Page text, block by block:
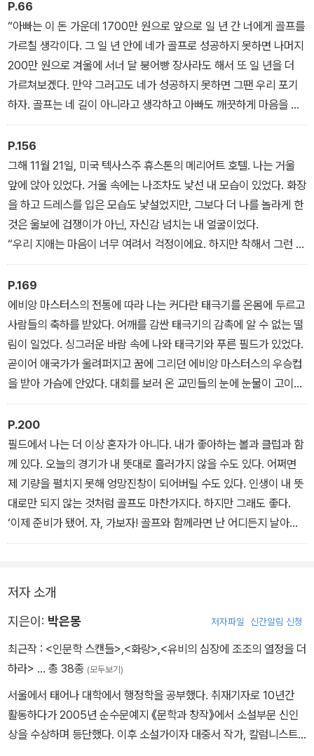
고 변화해가는 과정, 가족의 생존을 위해 앞만 보며 달리던 ‘연습벌
레’에서 자신의 꿈을 사랑할 줄 아는 ‘진정한 프로’로 성장하는 과정이
드라마처럼 펼쳐진다.
P.66
“아빠는 이 돈 가운데 1700만 원으로 앞으로 일 년 간 너에게 골프를
가르칠 생각이다. 그 일 년 안에 네가 골프로 성공하지 못하면 나머지
200만 원으로 겨울에 서너 달 붕어빵 장사라도 해서 또 일 년을 더
가르쳐보겠다. 만약 그러고도 네가 성공하지 못하면 그땐 우리 포기
하자. 골프는 네 길이 아니라고 생각하고 아빠도 깨끗하게 마음을 접
을 거다. 거기까지가 우리가 할 수 있는 최선이다.”
생각지도 못한 말이었다. 무슨 대답을 해야 할지 당혹스러웠다. 이런
최악의 상황에서 골프를 계속해도 되는 걸까? 그때 아빠가 이렇게 덧
붙였다.
“이 돈은 엄마 목숨하고 맞바꾼 돈이다. 그러니 앞으로는 한 타 한 타
를 칠 때마다 네 모든 것을 걸고 쳐야 한다!” 그 말에 나는 마치 뒤통
수를 얻어맞은 듯 멍해졌다. 엄마의 목숨과 맞바꾼 돈, 그 돈으로 내가
골프를 하다니! 골프가 우리 가족의 마지막 희망이자 내가 살아야 하
는 이유가 되어 다시 다가오고 있었다. 한 타 한 타에 모든 것을 걸고
치라는 아빠의 말을 나는 오래도록 곱씹었다. - 반드시 성공해야 하는
이유
P.156
그해 11월 21일, 미국 텍사스주 휴스톤의 메리어트 호텔. 나는 거울
앞에 앉아 있었다. 거울 속에는 나조차도 낯선 내 모습이 있었다. 화장
을 하고 드레스를 입은 모습도 낯설었지만, 그보다 더 나를 놀라게 한
것은 울보에 겁쟁이가 아닌, 자신감 넘치는 내 얼굴이었다.
“우리 지애는 마음이 너무 여려서 걱정이에요. 하지만 착해서 그런 거
예요. 크면 나아질 거예요.'
엄마의 목소리가 들리는 듯했다. 끝까지 나를 믿어주었던 엄마. 그날
따라 엄마 생각이 많이 났다. 밖에서 스태프의 목소리가 들렸다.
“시간 됐어요. 식장으로 들어갈 시간입니다.”
나는 상념에서 깨어나 자리에서 일어났다. 그리고 스태프를 따라 행
사장으로 들어갔다. 거기에는 수많은 골프선수들과 관계자들, 그리고
아빠가 있었다. 조용히 좌석에 앉아 순서를 기다렸다. 2009 LPGA
시상식장이었다. 행사장은 전 세계에서 몰려든 취재진들로 가득 차
있었다. - 드디어 세계무대의 정상에 서다
P.169
에비앙 마스터스의 전통에 따라 나는 커다란 태극기를 온몸에 두르고
사람들의 축하를 받았다. 어깨를 감싼 태극기의 감촉에 알 수 없는 떨
림이 일었다. 싱그러운 바람 속에 나와 태극기와 푸른 필드가 있었다.
곧이어 애국가가 울려퍼지고 꿈에 그리던 에비앙 마스터스의 우승컵
을 받아 가슴에 안았다. 대회를 보러 온 교민들의 눈에 눈물이 고이는
듯했다. 어쩌면 나의 눈에도 눈물이 고여 있었을지 모른다. 우승의 기
쁨이라는 건, 아무리 반복되어도 익숙해지지 않는 ‘새로운 떨림’ 그 자
체였다. - 아픈 만큼 성장하는 거야
P.200
필드에서 나는 더 이상 혼자가 아니다. 내가 좋아하는 볼과 클럽과 함
께 있다. 오늘의 경기가 내 뜻대로 흘러가지 않을 수도 있다. 어쩌면
제 기량을 펼치지 못해 엉망진창이 되어버릴 수도 있다. 인생이 내 뜻
대로만 되지 않는 것처럼 골프도 마찬가지다. 하지만 그래도 좋다.
‘이제 준비가 됐어. 자, 가보자! 골프와 함께라면 난 어디든지 날아갈
수 있어!’
여기에 이렇게 서 있는 것이리라. - 에필로그. 골프가 있어서 외롭지
않았어
저자 소개
지은이: 박은몽 저자파일 신간알림 신청
최근작 : <인문학 스캔들> <화랑> <유비의 심장에 조조의 열정을 더
하라> … 총 38종 (모두보기)
서울에서 태어나 대학에서 행정학을 공부했다. 취재기자로 10년간
활동하다가 2005년 순수문예지 《문학과 창작》에서 소설부문 신인
상을 수상하며 등단했다. 이후 소설가이자 대중서 작가, 칼럼니스트